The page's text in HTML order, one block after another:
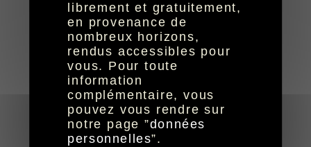
© HandiCaPZéro -réalisation aYaline
librement et gratuitement,
en provenance de
nombreux horizons,
rendus accessibles pour
vous. Pour toute
information
complémentaire, vous
pouvez vous rendre sur
notre page ”données
personnelles”.